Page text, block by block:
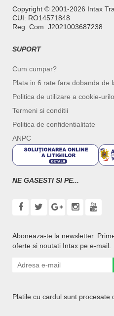
Copyright ©️ 2001-2026 Intax
CUI: RO14571848
Reg. Com. J2021003687238
SUPORT
Cum cumpar?
Plata in 6 rate fara dobanda de
Politica de utilizare a cookie-
Termeni si conditii
Politica de confidentialitate
ANPC
NE GASESTI SI PE...
Aboneaza-te la newsletter.
oferte si noutati Intax pe e-mail.
Platile cu cardul sunt procesate